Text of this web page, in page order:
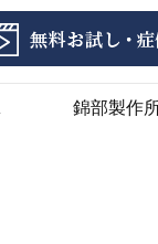
錦部製作